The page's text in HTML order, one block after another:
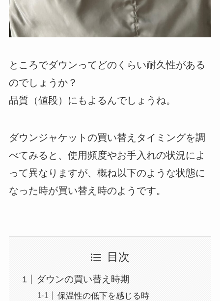
ところでダウンってどのくらい耐久性がある
のでしょうか？
品質（値段）にもよるんでしょうね。
ダウンジャケットの買い替えタイミングを調
べてみると、使用頻度やお手入れの状況によ
って異なりますが、概ね以下のような状態に
なった時が買い替え時のようです。
目次
ダウンの買い替え時期
保温性の低下を感じる時